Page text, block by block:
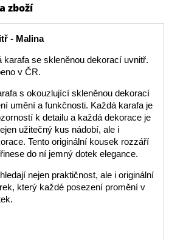
zboží
- Malina
karafa se skleněnou dekorací uvnitř.
v ČR.
s okouzlující skleněnou dekorací
umění a funkčnosti. Každá karafa je
k detailu a každá dekorace je
užitečný kus nádobí, ale i
Tento originální kousek rozzáří
do ní jemný dotek elegance.
nejen praktičnost, ale i originální
který každé posezení promění v